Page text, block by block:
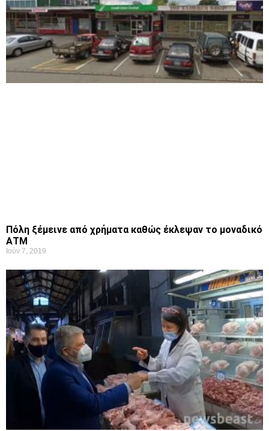
Πόλη ξέμεινε από χρήματα καθώς έκλεψαν το μοναδικό
ΑΤΜ
Ιούν 7, 2019